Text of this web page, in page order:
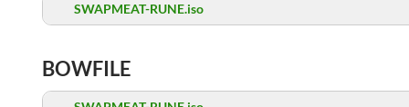
SWAPMEAT-RUNE.iso
BOWFILE